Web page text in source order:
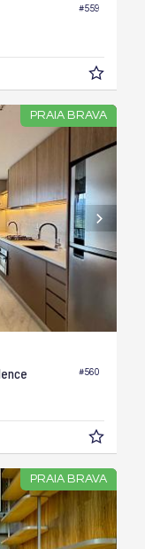
#559
PRAIA BRAVA
#560
PRAIA BRAVA